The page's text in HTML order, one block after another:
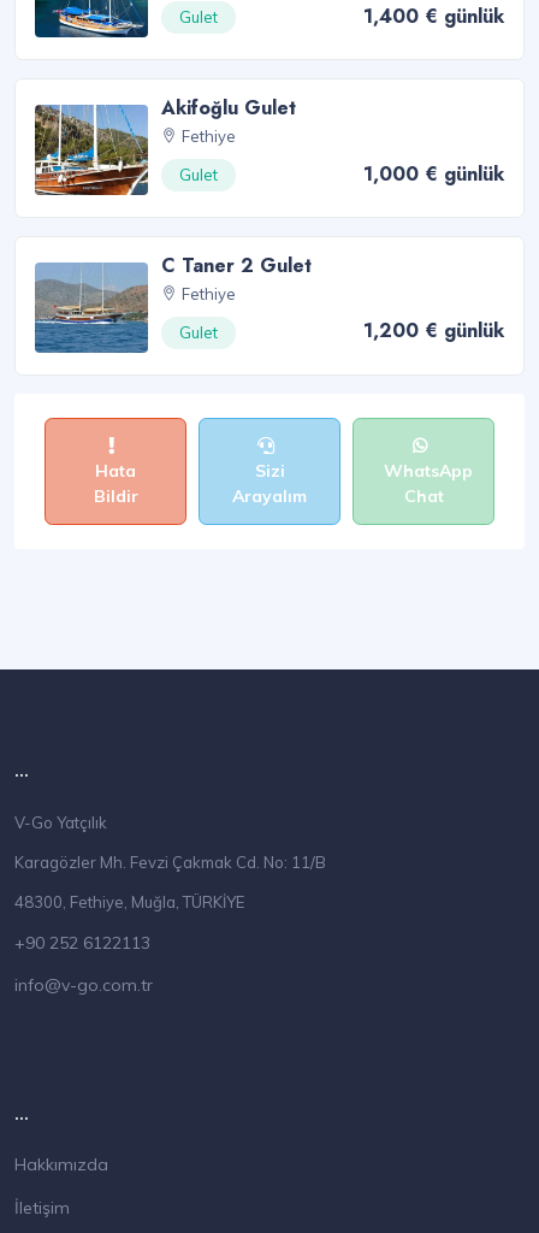
Gulet
1,400 € günlük
Akifoğlu Gulet
Fethiye
Gulet
1,000 € günlük
C Taner 2 Gulet
Fethiye
Gulet
1,200 € günlük
Hata
Bildir
Sizi
Arayalım
WhatsApp
Chat
...
V-Go Yatçılık
Karagözler Mh. Fevzi Çakmak Cd. No: 11/B
48300, Fethiye, Muğla, TÜRKİYE
+90 252 6122113
info@v-go.com.tr
...
Hakkımızda
İletişim